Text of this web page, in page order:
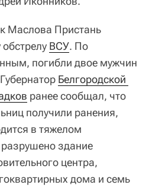
Маслова Пристань
ВСУ. По
погибли двое мужчин
Белгородской
ранее сообщал, что
получили ранения,
в тяжелом
здание
центра,
дома и семь